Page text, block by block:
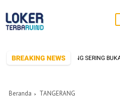
BREAKING NEWS
PABRIK DI SERANG YANG SERING BUKA
Beranda TANGERANG